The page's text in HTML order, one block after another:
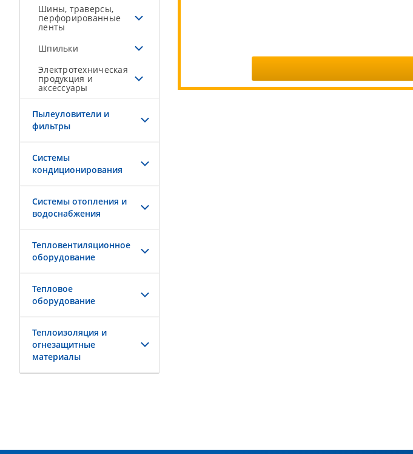
Шины, траверсы,
перфорированные
ленты
Шпильки
Электротехническая
продукция и
аксессуары
Пылеуловители и
фильтры
Системы
кондиционирования
Системы отопления и
водоснабжения
Тепловентиляционное
оборудование
Тепловое
оборудование
Теплоизоляция и
огнезащитные
материалы